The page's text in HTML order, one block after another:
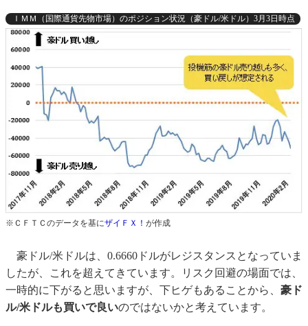
ＩＭＭ（国際通貨先物市場）のポジション状況（豪ドル/米ドル）3月3日時点
※ＣＦＴＣのデータを基にザイＦＸ！ が作成
豪ドル/米ドルは、0.6660ドルがレジスタンスとなっていま
したが、これを超えてきています。リスク回避の場面では、
一時的に下がると思いますが、下ヒゲもあることから、 豪ド
ル/米ドルも買いで良いのではないかと考えています。